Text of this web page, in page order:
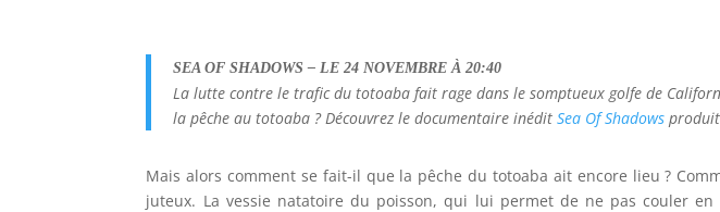
SEA OF SHADOWS – LE 24 NOVEMBRE À 20:40
La lutte contre le trafic du totoaba fait rage dans le somptueux golfe de
la pêche au totoaba ? Découvrez le documentaire inéditSea Of Shadows
Mais alors comment se fait-il que la pêche du totoaba ait encore lieu ?
juteux. La vessie natatoire du poisson, qui lui permet de ne pas couler